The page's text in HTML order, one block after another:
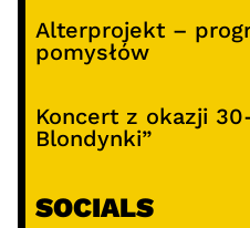
Alterprojekt –
pomysłów
Koncert z okazji
Blondynki”
SOCIALS